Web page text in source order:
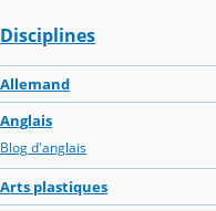
Disciplines
Allemand
Anglais
Blog d'anglais
Arts plastiques